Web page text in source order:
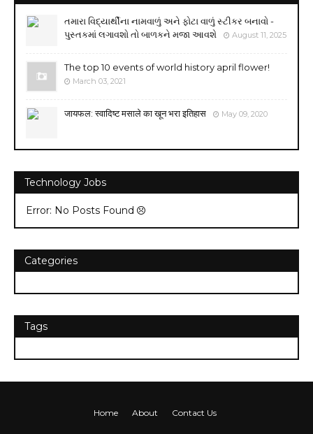
તમારા વિદ્યાર્થીના નામવાળું અને ફોટા વાળું સ્ટીકર બનાવો -
પુસ્તકમાં લગાવશો તો બાળકને મજા આવશે
August 11, 2025
The top 10 events of world history april flower!
March 03, 2021
जायफल: स्वादिष्ट मसाले का खून भरा इतिहास May 09, 2020
Technology Jobs
Error: No Posts Found
Categories
Tags
Home About Contact Us